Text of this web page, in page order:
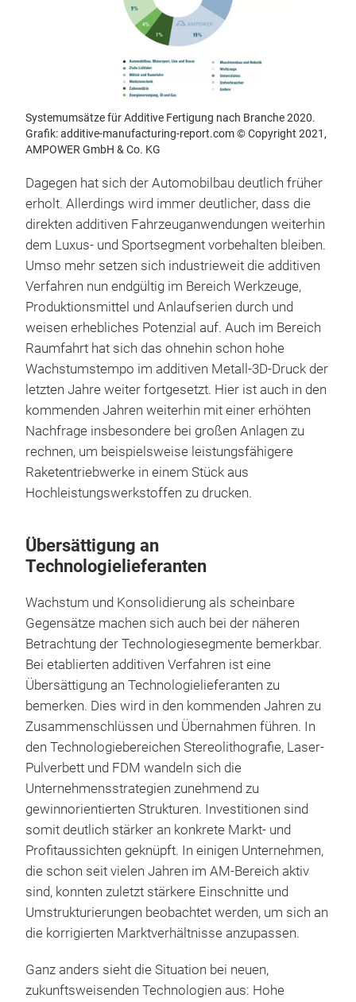
Systemumsätze für Additive Fertigung nach Branche 2020.
Grafik: additive-manufacturing-report.com © Copyright 2021,
AMPOWER GmbH & Co. KG
Dagegen hat sich der Automobilbau deutlich früher
erholt. Allerdings wird immer deutlicher, dass die
direkten additiven Fahrzeuganwendungen weiterhin
dem Luxus- und Sportsegment vorbehalten bleiben.
Umso mehr setzen sich industrieweit die additiven
Verfahren nun endgültig im Bereich Werkzeuge,
Produktionsmittel und Anlaufserien durch und
weisen erhebliches Potenzial auf. Auch im Bereich
Raumfahrt hat sich das ohnehin schon hohe
Wachstumstempo im additiven Metall-3D-Druck der
letzten Jahre weiter fortgesetzt. Hier ist auch in den
kommenden Jahren weiterhin mit einer erhöhten
Nachfrage insbesondere bei großen Anlagen zu
rechnen, um beispielsweise leistungsfähigere
Raketentriebwerke in einem Stück aus
Hochleistungswerkstoffen zu drucken.
Übersättigung an
Technologielieferanten
Wachstum und Konsolidierung als scheinbare
Gegensätze machen sich auch bei der näheren
Betrachtung der Technologiesegmente bemerkbar.
Bei etablierten additiven Verfahren ist eine
Übersättigung an Technologielieferanten zu
bemerken. Dies wird in den kommenden Jahren zu
Zusammenschlüssen und Übernahmen führen. In
den Technologiebereichen Stereolithografie, Laser-
Pulverbett und FDM wandeln sich die
Unternehmensstrategien zunehmend zu
gewinnorientierten Strukturen. Investitionen sind
somit deutlich stärker an konkrete Markt- und
Profitaussichten geknüpft. In einigen Unternehmen,
die schon seit vielen Jahren im AM-Bereich aktiv
sind, konnten zuletzt stärkere Einschnitte und
Umstrukturierungen beobachtet werden, um sich an
die korrigierten Marktverhältnisse anzupassen.
Ganz anders sieht die Situation bei neuen,
zukunftsweisenden Technologien aus: Hohe